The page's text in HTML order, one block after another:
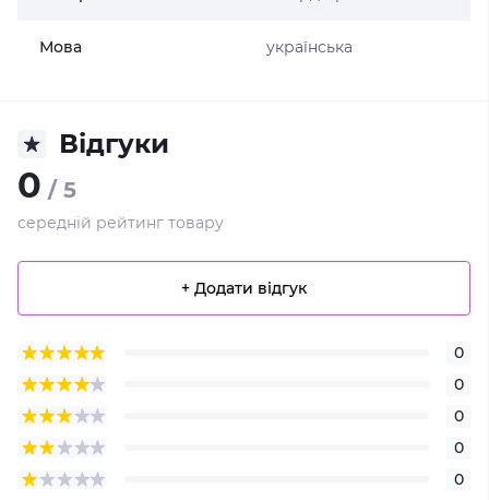
Мова українська
Відгуки
0 / 5
середній рейтинг товару
+ Додати відгук
0
0
0
0
0